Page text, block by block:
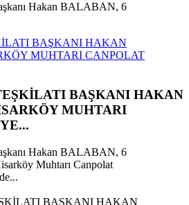
Hakan BALABAN, 6
BAŞKANI HAKAN
MUHTARI CANPOLAT
BAŞKANI HAKAN
MUHTARI
Hakan BALABAN, 6
Muhtarı Canpolat